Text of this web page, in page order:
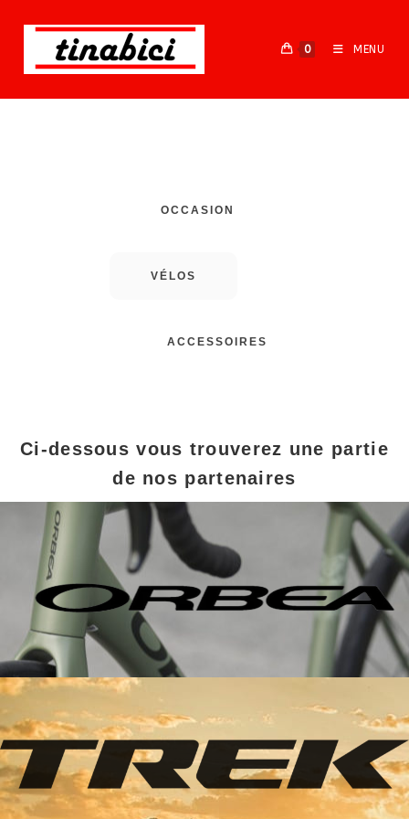
0 MENU
VOTRE VELOCISTE
OCCASION
VÉLOS
ACCESSOIRES
Ci-dessous vous trouverez une partie
de nos partenaires